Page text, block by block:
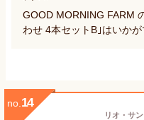
GOOD MORNING FARM
わせ 4本セットB｣はいかが
no. 14
リオ・サ